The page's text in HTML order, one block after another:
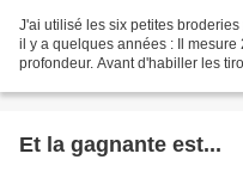
J'ai utilisé les six petites
il y a quelques années : Il
profondeur. Avant d'habiller les
Et la gagnante est...